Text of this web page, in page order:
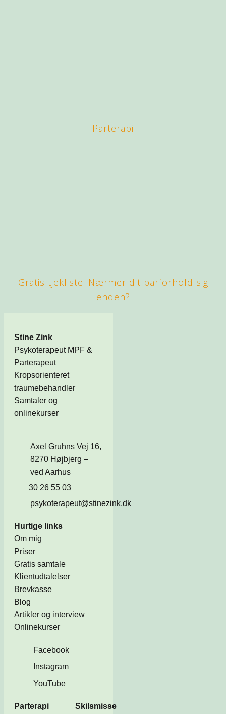
Parterapi
Gratis tjekliste: Nærmer dit parforhold sig
enden?
Stine Zink
Psykoterapeut MPF &
Parterapeut
Kropsorienteret
traumebehandler
Samtaler og
onlinekurser
Axel Gruhns Vej 16,
8270 Højbjerg –
ved Aarhus
30 26 55 03
psykoterapeut@stinezink.dk
Hurtige links
Om mig
Priser
Gratis samtale
Klientudtalelser
Brevkasse
Blog
Artikler og interview
Onlinekurser
Facebook
Instagram
YouTube
Parterapi
Skilsmisse